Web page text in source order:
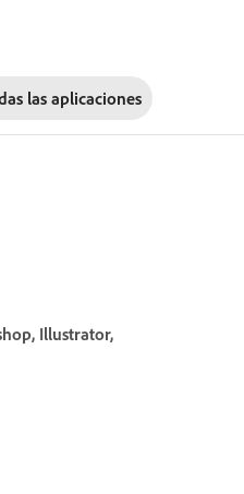
las aplicaciones
Illustrator,